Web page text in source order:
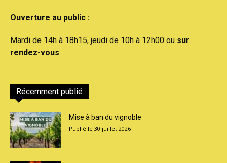
Ouverture au public :
Mardi de 14h à 18h15, jeudi de 10h à 12h00 ou sur
rendez-vous
Récemment publié
Mise à ban du vignoble
30 juillet 2026